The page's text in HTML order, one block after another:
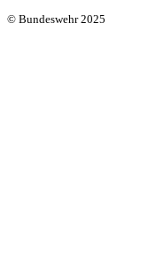
© Bundeswehr 2025